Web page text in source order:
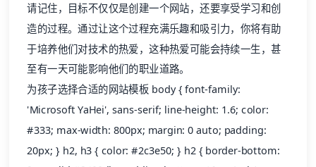
请记住，目标不仅仅是创建一个网站，还要享受学习和创
造的过程。通过让这个过程充满乐趣和吸引力，你将有助
于培养他们对技术的热爱，这种热爱可能会持续一生，甚
至有一天可能影响他们的职业道路。
为孩子选择合适的网站模板 body { font-family:
'Microsoft YaHei', sans-serif; line-height: 1.6; color:
#333; max-width: 800px; margin: 0 auto; padding:
20px; } h2, h3 { color: #2c3e50; } h2 { border-bottom: